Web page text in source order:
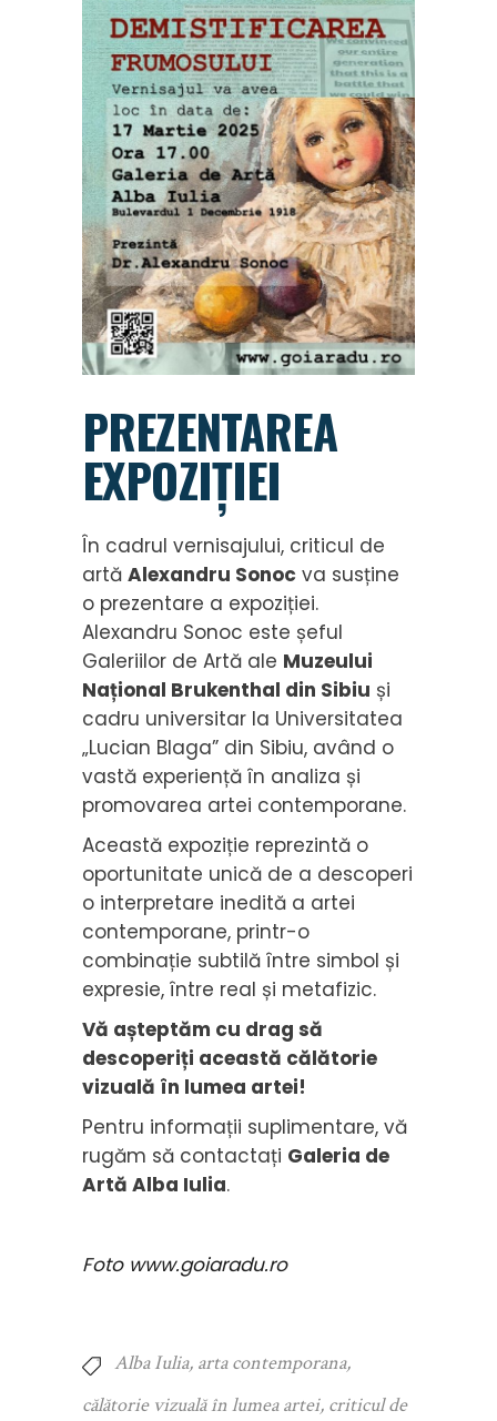
PREZENTAREA
EXPOZIȚIEI
În cadrul vernisajului, criticul de
artă Alexandru Sonoc va susține
o prezentare a expoziției.
Alexandru Sonoc este șeful
Galeriilor de Artă ale Muzeului
Național Brukenthal din Sibiu și
cadru universitar la Universitatea
„Lucian Blaga” din Sibiu, având o
vastă experiență în analiza și
promovarea artei contemporane.
Această expoziție reprezintă o
oportunitate unică de a descoperi
o interpretare inedită a artei
contemporane, printr-o
combinație subtilă între simbol și
expresie, între real și metafizic.
Vă așteptăm cu drag să
descoperiți această călătorie
vizuală în lumea artei!
Pentru informații suplimentare, vă
rugăm să contactați Galeria de
Artă Alba Iulia.
Foto www.goiaradu.ro
Alba Iulia, arta contemporana,
călătorie vizuală în lumea artei, criticul de